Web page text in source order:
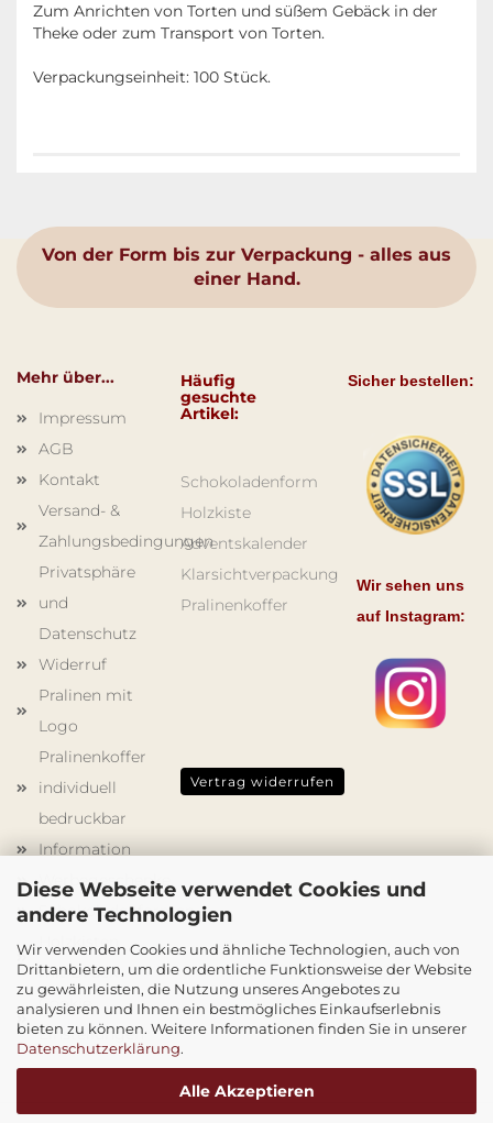
Diese Webseite verwendet Cookies und
andere Technologien
Wir verwenden Cookies und ähnliche Technologien, auch von
Drittanbietern, um die ordentliche Funktionsweise der Website
zu gewährleisten, die Nutzung unseres Angebotes zu
analysieren und Ihnen ein bestmögliches Einkaufserlebnis
bieten zu können. Weitere Informationen finden Sie in unserer
Datenschutzerklärung.
Alle Akzeptieren
Zum Anrichten von Torten und süßem Gebäck in der
Theke oder zum Transport von Torten.
Verpackungseinheit: 100 Stück.
Von der Form bis zur Verpackung - alles aus
einer Hand.
Mehr über...
Impressum
AGB
Kontakt
Versand- &
Zahlungsbedingungen
Privatsphäre
und
Datenschutz
Widerruf
Pralinen mit
Logo
Pralinenkoffer
individuell
bedruckbar
Information
Werbegeschenke
Schokoladenformen
Holzkisten
mit Druck
Cookie
Einstellungen
Häufig
gesuchte
Artikel:
Schokoladenform
Holzkiste
Adventskalender
Klarsichtverpackung
Pralinenkoffer
Sicher bestellen:
Wir sehen uns
auf Instagram:
Vertrag widerrufen